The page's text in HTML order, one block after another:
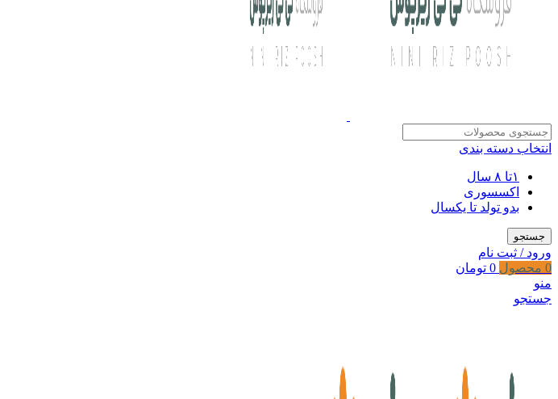
انتخاب دسته بندی
۱تا ۸ سال
اکسسوری
بدو تولد تا یکسال
جستجو
ورود / ثبت نام
0 محصول 0 تومان
منو
جستجو